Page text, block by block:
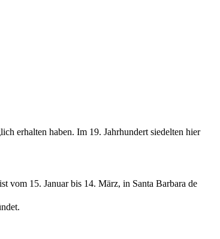
erhalten haben. Im 19. Jahrhundert siedelten hier
vom 15. Januar bis 14. März, in Santa Barbara de